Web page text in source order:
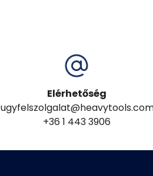
Elérhetőség
+36 1 443 3906